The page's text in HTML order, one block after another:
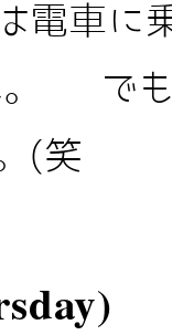
電車に
。 でも
(笑